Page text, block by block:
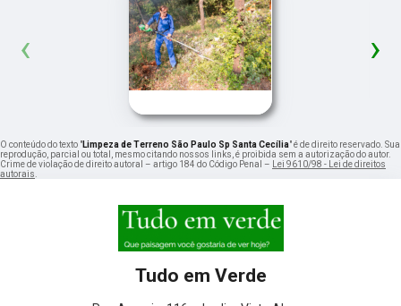
‹ ›
O conteúdo do texto "Limpeza de Terreno São Paulo Sp Santa Cecília" é de direito reservado. Sua
reprodução, parcial ou total, mesmo citando nossos links, é proibida sem a autorização do autor.
Crime de violação de direito autoral – artigo 184 do Código Penal –
Lei 9610/98 - Lei de direitos
autorais
Tudo em Verde